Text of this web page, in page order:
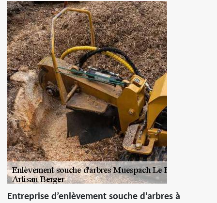
Entreprise d’enlèvement souche d’arbres à